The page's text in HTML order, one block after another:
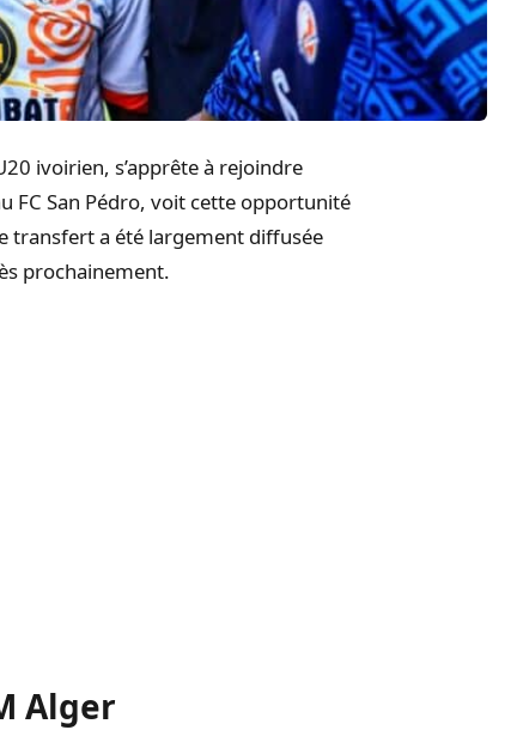
ivoirien, s’apprête à rejoindre
FC San Pédro, voit cette opportunité
transfert a été largement diffusée
prochainement.
Alger